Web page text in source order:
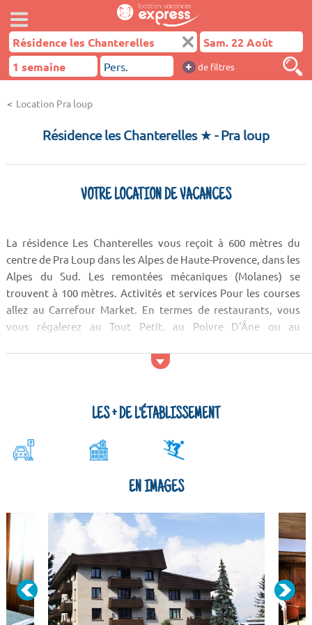
+ de filtres
Location Pra loup
Résidence les Chanterelles ★- Pra loup
VOTRE LOCATION DE VACANCES
La résidence Les Chanterelles vous reçoit à 600 mètres du
centre de Pra Loup dans les Alpes de Haute-Provence, dans les
Alpes du Sud. Les remontées mécaniques (Molanes) se
trouvent à 100 mètres. Activités et services Pour les courses
allez au Carrefour Market. En termes de restaurants, vous
vous régalerez au Tout Petit, au Poivre D'Âne ou au
LES + DE L'ÉTABLISSEMENT
EN IMAGES